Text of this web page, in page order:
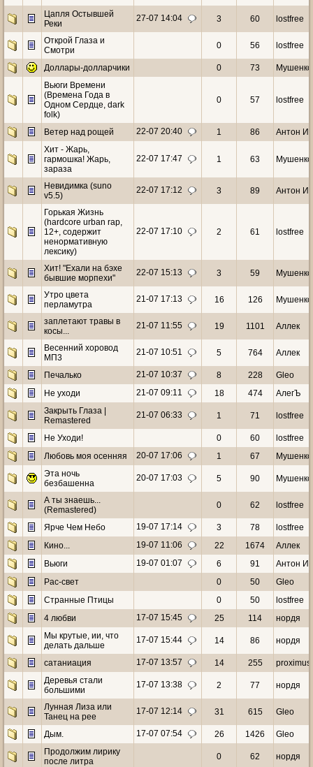
Цапля Остывшей
Реки
27-07 14:04 3 60 lostfree
Открой Глаза и
Смотри
0 56 lostfree
Доллары-долларчики 0 73
Мушенко
Вьюги Времени
(Времена Года в
Одном Сердце, dark
folk)
0 57 lostfree
Ветер над рощей 22-07 20:40 1 86
Антон
Хит - Жарь,
гармошка! Жарь,
зараза
22-07 17:47 1 63 Мушенко
Невидимка (suno
v5.5)
22-07 17:12 3 89 Антон
Горькая Жизнь
(hardcore urban rap,
12+, содержит
ненормативную
лексику)
22-07 17:10 2 61 lostfree
Хит! "Ехали на бэхе
бывшие морпехи"
22-07 15:13 3 59 Мушенко
Утро цвета
перламутра
21-07 17:13 16 126 Мушенко
заплетают травы в
косы...
21-07 11:55 19 1101 Аллек
Весенний хоровод
МП3
21-07 10:51 5 764 Аллек
Печалько 21-07 10:37 8 228
Gleo
Не уходи
21-07 09:11 18 474
АлегЪ
Закрыть Глаза |
Remastered
21-07 06:33 1 71 lostfree
Не Уходи! 0 60
lostfree
Любовь моя осенняя
20-07 17:06 1 67
Мушенко
Эта ночь
безбашенна
20-07 17:03 5 90 Мушенко
А ты знаешь...
(Remastered)
0 62 lostfree
Ярче Чем Небо 19-07 17:14 3 78
lostfree
Кино...
19-07 11:06 22 1674
Аллек
Вьюги
19-07 01:07 6 91
Антон
Рас-свет
0 50
Gleo
Странные Птицы
0 50
lostfree
4 любви
17-07 15:45 25 114
ноpдя
Мы крутые, ии, что
делать дальше
17-07 15:44 14 86 ноpдя
сатаниация 17-07 13:57 14 255
proximus
Деревья стали
большими
17-07 13:38 2 77 ноpдя
Лунная Лиза или
Танец на рее
17-07 12:14 31 615 Gleo
Дым. 17-07 07:54 26 1426
Gleo
Продолжим лирику
после литра
0 62 ноpдя